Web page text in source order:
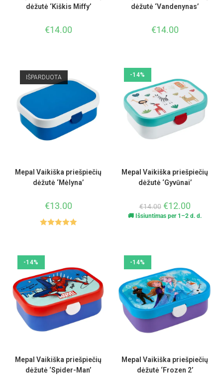
dėžutė ‘Kiškis Miffy’
€14.00
dėžutė ‘Vandenynas’
€14.00
IŠPARDUOTA
Mepal Vaikiška priešpiečių
dėžutė ‘Mėlyna’
€13.00
-14%
Mepal Vaikiška priešpiečių
dėžutė ‘Gyvūnai’
€14.00 €12.00
🚚 Išsiuntimas per 1–2 d. d.
-14%
Mepal Vaikiška priešpiečių
dėžutė ‘Spider-Man’
-14%
Mepal Vaikiška priešpiečių
dėžutė ‘Frozen 2’